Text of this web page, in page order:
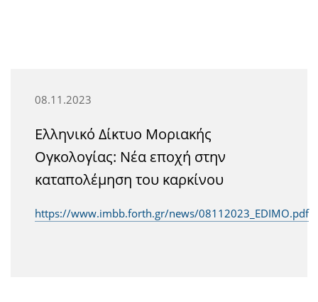
08.11.2023
Ελληνικό Δίκτυο Μοριακής
Ογκολογίας: Νέα εποχή στην
καταπολέμηση του καρκίνου
https://www.imbb.forth.gr/news/08112023_EDIMO.pdf